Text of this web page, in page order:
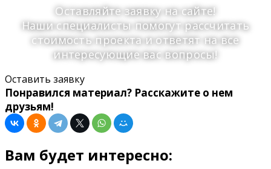
Оставляйте заявку на сайте!
Наши специалисты помогут рассчитать
стоимость проекта и ответят на все
интересующие вас вопросы!
Оставить заявку
Понравился материал? Расскажите о нем
друзьям!
Вам будет интересно: